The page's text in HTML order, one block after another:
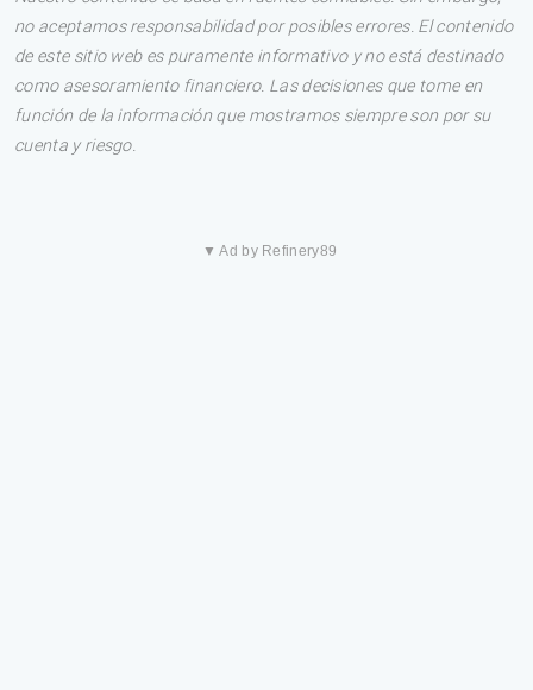
no aceptamos responsabilidad por posibles errores. El contenido
de este sitio web es puramente informativo y no está destinado
como asesoramiento financiero. Las decisiones que tome en
función de la información que mostramos siempre son por su
cuenta y riesgo.
▼ Ad by Refinery89